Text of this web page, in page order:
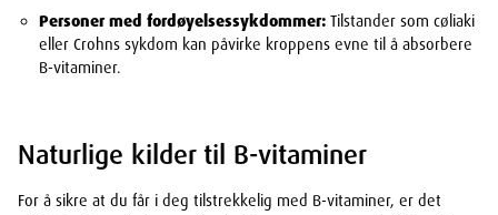
Personer med fordøyelsessykdommer: Tilstander som cøliaki
eller Crohns sykdom kan påvirke kroppens evne til å absorbere
B-vitaminer.
Naturlige kilder til B-vitaminer
For å sikre at du får i deg tilstrekkelig med B-vitaminer, er det